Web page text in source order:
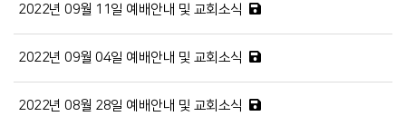
2022년 09월 11일 예배안내 및 교회소식
2022년 09월 04일 예배안내 및 교회소식
2022년 08월 28일 예배안내 및 교회소식